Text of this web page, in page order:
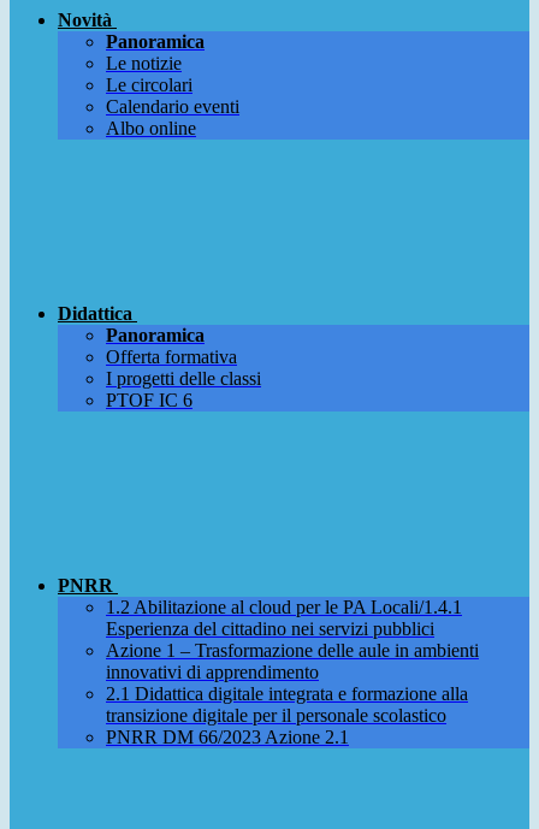
Novità
Panoramica
Le notizie
Le circolari
Calendario eventi
Albo online
Didattica
Panoramica
Offerta formativa
I progetti delle classi
PTOF IC 6
PNRR
1.2 Abilitazione al cloud per le PA Locali/1.4.1
Esperienza del cittadino nei servizi pubblici
Azione 1 – Trasformazione delle aule in ambienti
innovativi di apprendimento
2.1 Didattica digitale integrata e formazione alla
transizione digitale per il personale scolastico
PNRR DM 66/2023 Azione 2.1